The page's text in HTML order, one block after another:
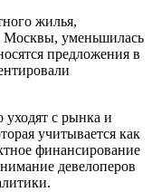
жилья,
Москвы, уменьшилась
предложения в
с рынка и
учитывается как
финансирование
девелоперов